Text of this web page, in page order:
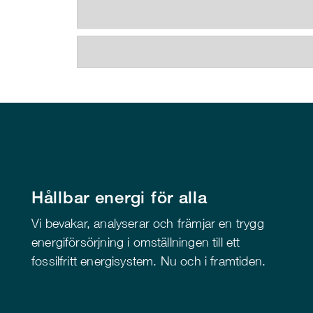
Hållbar energi för alla
Vi bevakar, analyserar och främjar en trygg
energiförsörjning i omställningen till ett
fossilfritt energisystem. Nu och i framtiden.